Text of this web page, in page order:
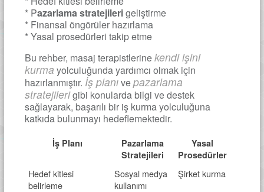
* Pazarlama stratejilerigeliştirme
* Finansal öngörüler hazırlama
* Yasal prosedürleri takip etme
Bu rehber, masaj terapistlerinekendi işini
kurma yolculuğunda yardımcı olmak için
hazırlanmıştır. İş planıvepazarlama
stratejilerigibi konularda bilgi ve destek
sağlayarak, başarılı bir iş kurma yolculuğuna
katkıda bulunmayı hedeflemektedir.
İş Planı
Pazarlama
Stratejileri
Yasal
Prosedürler
Hedef kitlesi
belirleme
Sosyal medya
kullanımı
Şirket kurma